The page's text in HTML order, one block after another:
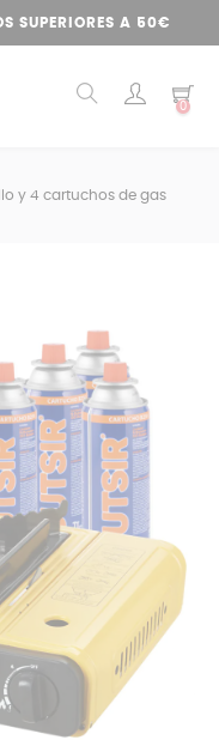
SUPERIORES A 50€
0
y 4 cartuchos de gas